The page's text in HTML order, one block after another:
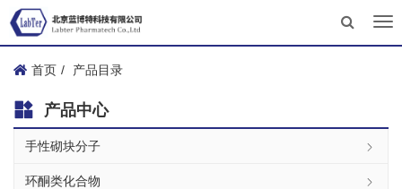
首页
产品目录
产品中心
手性砌块分子
环酮类化合物